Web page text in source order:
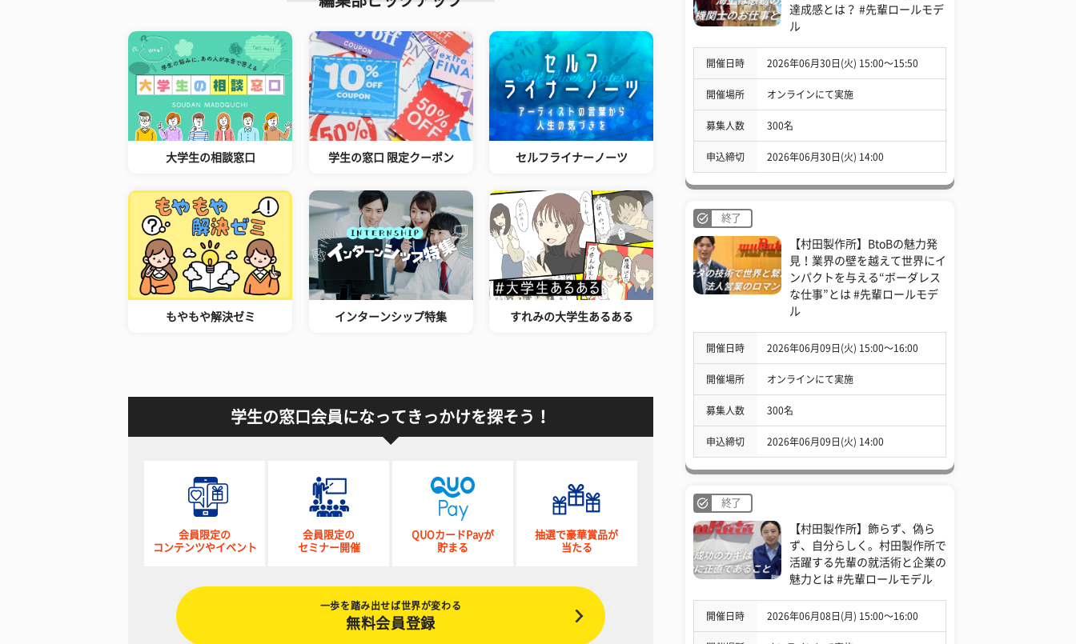
大学生の相談窓口 学生の窓口 限定クーポン セルフライナーノーツ
もやもや解決ゼミ インターンシップ特集 すれみの大学生あるある
学生の窓口会員になってきっかけを探そう！
会員限定の
コンテンツやイベント
会員限定の
セミナー開催
QUOカードPayが
貯まる
抽選で豪華賞品が
当たる
一歩を踏み出せば世界が変わる
無料会員登録
達成感とは？ #先輩ロールモデ
ル
開催日時 2026年06月30日(火) 15:00〜15:50
開催場所 オンラインにて実施
募集人数 300名
申込締切 2026年06月30日(火) 14:00
終了
【村田製作所】BtoBの魅力発
見！業界の壁を越えて世界にイ
ンパクトを与える“ボーダレス
な仕事”とは #先輩ロールモデ
ル
開催日時 2026年06月09日(火) 15:00〜16:00
開催場所 オンラインにて実施
募集人数 300名
申込締切 2026年06月09日(火) 14:00
終了
【村田製作所】飾らず、偽ら
ず、自分らしく。村田製作所で
活躍する先輩の就活術と企業の
魅力とは #先輩ロールモデル
開催日時 2026年06月08日(月) 15:00〜16:00